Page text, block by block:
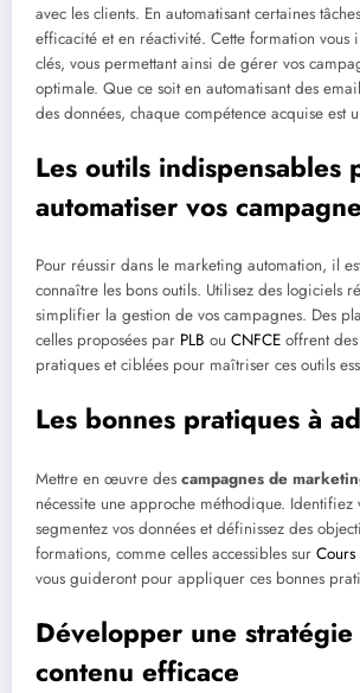
avec les clients. En automatisant certaines
efficacité et en réactivité. Cette formation vous
clés, vous permettant ainsi de gérer vos
optimale. Que ce soit en automatisant des
des données, chaque compétence acquise est
Les outils indispensables
automatiser vos
Pour réussir dans le marketing automation, il
connaître les bons outils. Utilisez des logiciels
simplifier la gestion de vos campagnes. Des
celles proposées par PLB ou CNFCE offrent
pratiques et ciblées pour maîtriser ces outils
Les bonnes pratiques à
Mettre en œuvre des campagnes de
nécessite une approche méthodique. Identifiez
segmentez vos données et définissez des
formations, comme celles accessibles sur
vous guideront pour appliquer ces bonnes
Développer une
contenu efficace